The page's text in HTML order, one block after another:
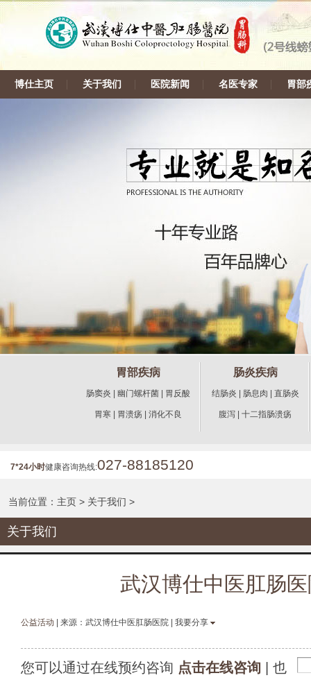
博仕主页 关于我们 医院新闻 名医专家 胃部
胃部疾病
肠窦炎 幽门螺杆菌| 胃反酸
胃寒 胃溃疡 消化不良
肠炎疾病
结肠炎 肠息肉 直肠炎
腹泻 十二指肠溃疡
7*24小时健康咨询热线:027-88185120
当前位置： 主页 > 关于我们 >
关于我们
武汉博仕中医肛肠
公益活动 | 来源：武汉博仕中医肛肠医院 | 我要分享
您可以通过在线预约咨询 点击在线咨询 | 也